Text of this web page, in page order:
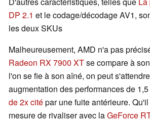
DP 2.1 et le codage/décodage AV1,
les deux SKUs
Malheureusement, AMD n'a pas
Radeon RX 7900 XTse compare à
l'on se fie à son aîné, on peut
augmentation des performances de
de 2x citépar une fuite antérieure.
mesure de rivaliser avec laGeForce